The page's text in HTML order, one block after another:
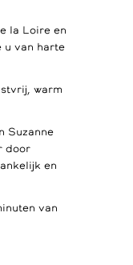
la Loire en
u van harte
warm
Suzanne
door
en
van